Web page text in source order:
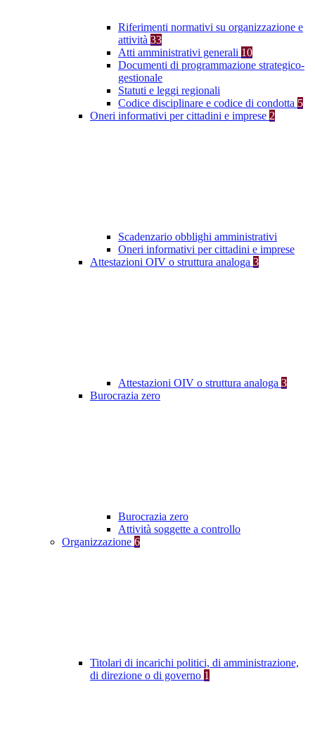
Riferimenti normativi su organizzazione e
attività 33
Atti amministrativi generali 10
Documenti di programmazione strategico-
gestionale
Statuti e leggi regionali
Codice disciplinare e codice di condotta 5
Oneri informativi per cittadini e imprese 2
Scadenzario obblighi amministrativi
Oneri informativi per cittadini e imprese
Attestazioni OIV o struttura analoga 3
Attestazioni OIV o struttura analoga 3
Burocrazia zero
Burocrazia zero
Attività soggette a controllo
Organizzazione 6
Titolari di incarichi politici, di amministrazione,
di direzione o di governo 1